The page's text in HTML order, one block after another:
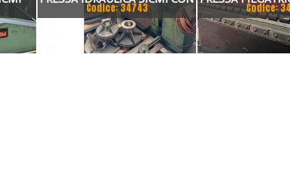
PISTONE MOBILE 100 TON
Codice: 34743
ASSI 3000 X
Codice: